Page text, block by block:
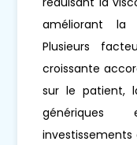
améliorant la
Plusieurs
croissante
sur le patient,
investissements